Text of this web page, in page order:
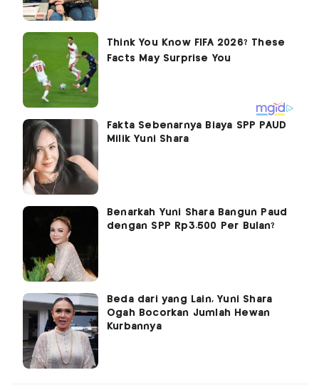
Fakta Sebenarnya Biaya SPP PAUD
Milik Yuni Shara
Benarkah Yuni Shara Bangun Paud
dengan SPP Rp3.500 Per Bulan?
Beda dari yang Lain, Yuni Shara
Ogah Bocorkan Jumlah Hewan
Kurbannya